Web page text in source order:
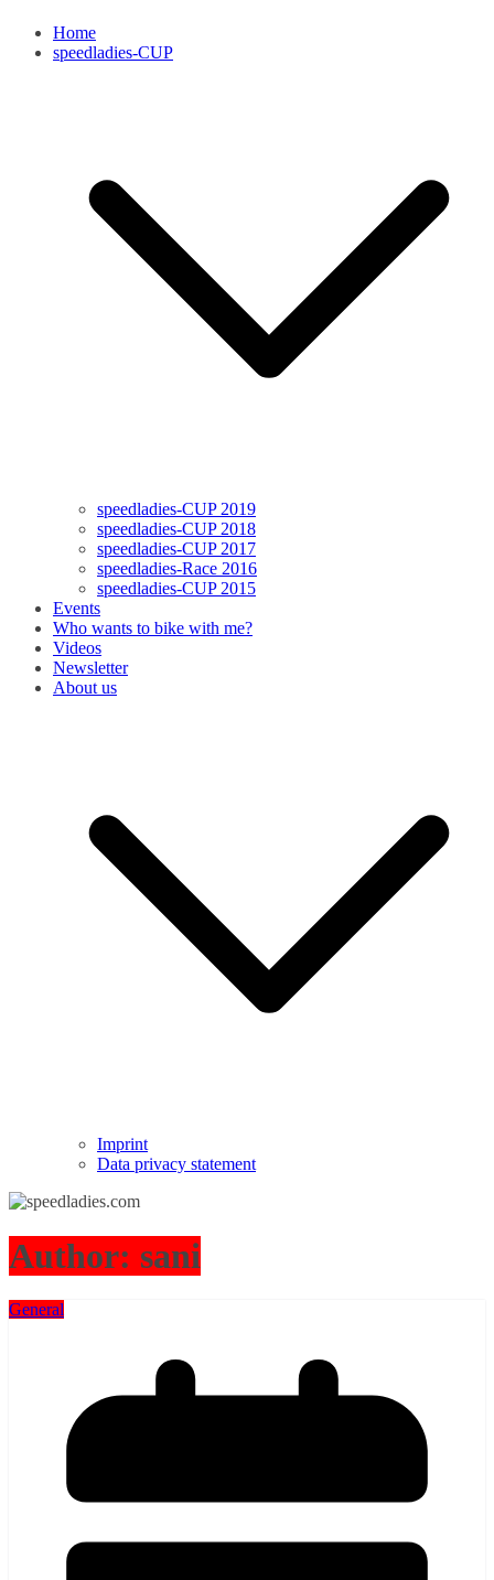
Home
speedladies-CUP
speedladies-CUP 2019
speedladies-CUP 2018
speedladies-CUP 2017
speedladies-Race 2016
speedladies-CUP 2015
Events
Who wants to bike with me?
Videos
Newsletter
About us
Imprint
Data privacy statement
Author: sani
General